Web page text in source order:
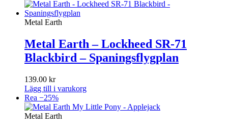
Metal Earth
Metal Earth – Lockheed SR-71
Blackbird – Spaningsflygplan
139.00 kr
Lägg till i varukorg
Rea −25%
Metal Earth